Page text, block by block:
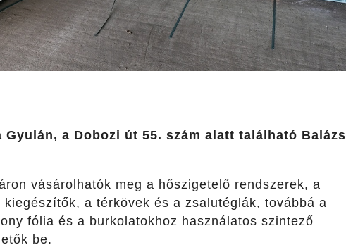
a Dobozi út 55. szám alatt található Balázs
vásárolhatók meg a hőszigetelő rendszerek, a
a térkövek és a zsalutéglák, továbbá a
fólia és a burkolatokhoz használatos szintező
be.